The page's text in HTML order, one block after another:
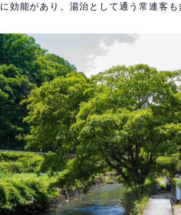
に効能があり、湯治として通う常連客も